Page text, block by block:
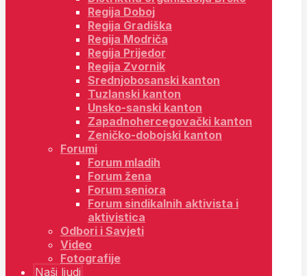
Regija Doboj
Regija Gradiška
Regija Modriča
Regija Prijedor
Regija Zvornik
Srednjobosanski kanton
Tuzlanski kanton
Unsko-sanski kanton
Zapadnohercegovački kanton
Zeničko-dobojski kanton
Forumi
Forum mladih
Forum žena
Forum seniora
Forum sindikalnih aktivista i
aktivistica
Odbori i Savjeti
Video
Fotografije
Naši ljudi